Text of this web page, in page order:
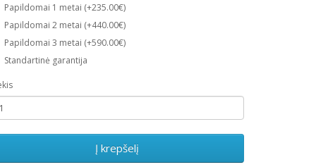
Papildomai 1 metai (+235.00€)
Papildomai 2 metai (+440.00€)
Papildomai 3 metai (+590.00€)
Standartinė garantija
Į krepšelį